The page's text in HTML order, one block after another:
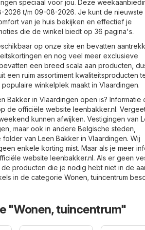
speciaal voor jou. Deze
t/m 09-08-2026. Je kunt de nieuwste
van je huis bekijken en effectief je
die de winkel biedt op 36 pagina's.
op onze site en bevatten
en nog veel meer exclusieve
een breed scala aan producten,
een ruim assortiment kwaliteitsproducten
winkelplek maakt in Vlaardingen.
Bakker in Vlaardingen open is? Informatie
de officiële website leenbakker.nl.
kunnen afwijken. Vestigingen van
maar ook in andere Belgische steden,
van Leen Bakker in Vlaardingen. Wij
enkele korting mist. Maar als je meer
website leenbakker.nl. Als er geen
producten die je nodig hebt niet in de
in de categorie Wonen, tuincentrum
"Wonen, tuincentrum"